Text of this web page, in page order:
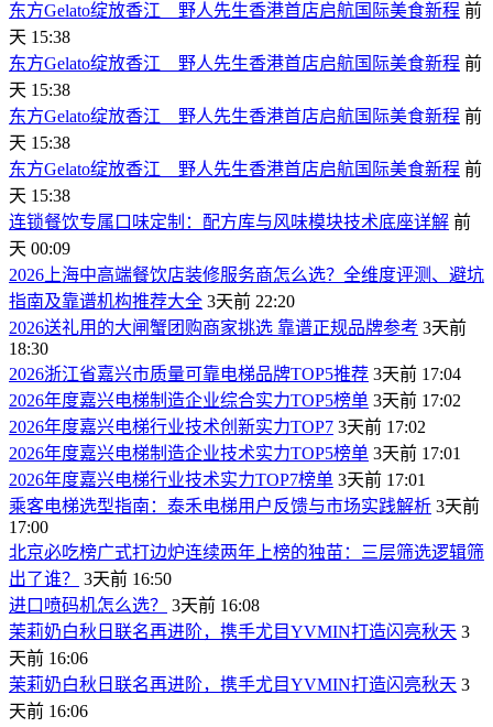
东方Gelato绽放香江 野人先生香港首店启航国际美食新程 前
天 15:38
东方Gelato绽放香江 野人先生香港首店启航国际美食新程 前
天 15:38
东方Gelato绽放香江 野人先生香港首店启航国际美食新程 前
天 15:38
东方Gelato绽放香江 野人先生香港首店启航国际美食新程 前
天 15:38
连锁餐饮专属口味定制：配方库与风味模块技术底座详解 前
天 00:09
2026上海中高端餐饮店装修服务商怎么选？全维度评测、避坑
指南及靠谱机构推荐大全 3天前 22:20
2026送礼用的大闸蟹团购商家挑选 靠谱正规品牌参考 3天前
18:30
2026浙江省嘉兴市质量可靠电梯品牌TOP5推荐 3天前 17:04
2026年度嘉兴电梯制造企业综合实力TOP5榜单 3天前 17:02
2026年度嘉兴电梯行业技术创新实力TOP7 3天前 17:02
2026年度嘉兴电梯制造企业技术实力TOP5榜单 3天前 17:01
2026年度嘉兴电梯行业技术实力TOP7榜单 3天前 17:01
乘客电梯选型指南：泰禾电梯用户反馈与市场实践解析 3天前
17:00
北京必吃榜广式打边炉连续两年上榜的独苗：三层筛选逻辑筛
出了谁？
3天前 16:50
进口喷码机怎么选？
3天前 16:08
茉莉奶白秋日联名再进阶，携手尤目YVMIN打造闪亮秋天 3
天前 16:06
茉莉奶白秋日联名再进阶，携手尤目YVMIN打造闪亮秋天 3
天前 16:06